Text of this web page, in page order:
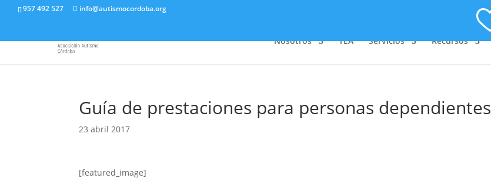
957 492 527 info@autismocordoba.org
Nosotros TEA Servicios Recursos
Guía de prestaciones para personas dependientes
23 abril 2017
[featured_image]